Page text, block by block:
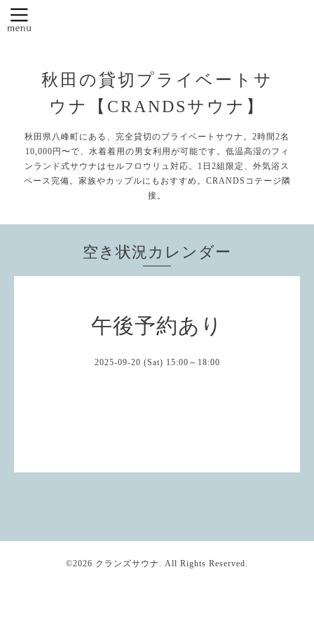
秋田の貸切プライベートサ
ウナ【CRANDSサウナ】
秋田県八峰町にある、完全貸切のプライベートサウナ。2時間2名
10,000円〜で、水着着用の男女利用が可能です。低温高湿のフィ
ンランド式サウナはセルフロウリュ対応。1日2組限定、外気浴ス
ペース完備。家族やカップルにもおすすめ。CRANDSコテージ隣
接。
空き状況カレンダー
午後予約あり
2025-09-20 (Sat) 15:00～18:00
©2026 クランズサウナ . All Rights Reserved.